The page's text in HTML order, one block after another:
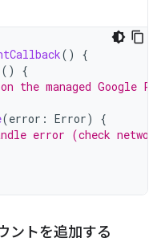
()
{
()
{
the managed Google
(error : Error)
{
error (check
ントを追加する